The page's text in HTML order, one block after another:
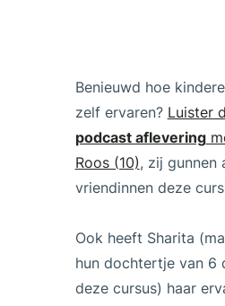
Benieuwd hoe
zelf ervaren? Luister
podcast aflevering
Roos (10), zij gunnen
vriendinnen deze
Ook heeft Sharita
hun dochtertje van 6
deze cursus) haar